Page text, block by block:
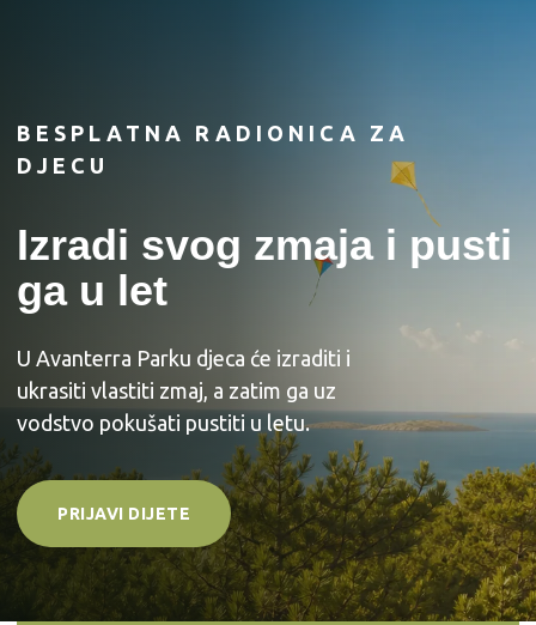
BESPLATNA RADIONICA ZA
DJECU
Izradi svog zmaja i pusti
ga u let
U Avanterra Parku djeca će izraditi i
ukrasiti vlastiti zmaj, a zatim ga uz
vodstvo pokušati pustiti u letu.
PRIJAVI DIJETE